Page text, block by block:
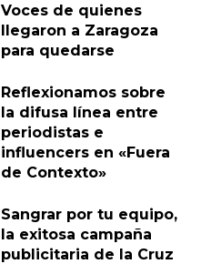
Voces de quienes
llegaron a Zaragoza
para quedarse
Reflexionamos sobre
la difusa línea entre
periodistas e
influencers en «Fuera
de Contexto»
Sangrar por tu equipo,
la exitosa campaña
publicitaria de la Cruz